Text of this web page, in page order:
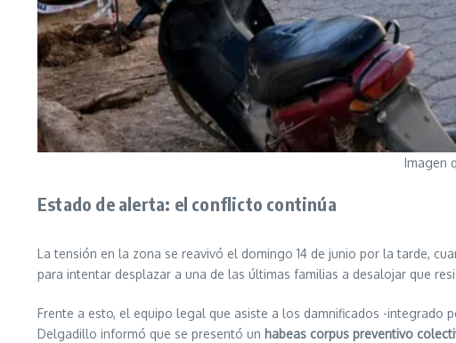
Imagen
Estado de alerta: el conflicto continúa
La tensión en la zona se reavivó el domingo 14 de junio por la tarde,
para intentar desplazar a una de las últimas familias a desalojar que
Frente a esto, el equipo legal que asiste a los damnificados -integrado
Delgadillo informó que se presentó un habeas corpus preventivo